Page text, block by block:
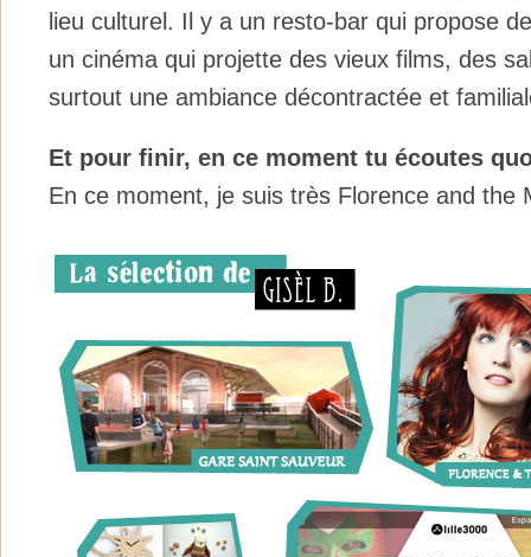
lieu culturel. Il y a un resto-bar qui propose
un cinéma qui projette des vieux films, des
surtout une ambiance décontractée et
Et pour finir, en ce moment tu écoutes
En ce moment, je suis très Florence and the